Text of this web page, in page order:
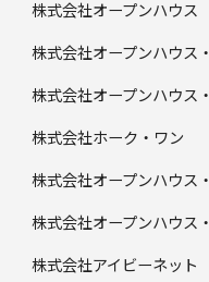
株式会社オープンハウス
株式会社オープンハウス
株式会社オープンハウス
株式会社ホーク・ワン
株式会社オープンハウス
株式会社オープンハウス
株式会社アイビーネット